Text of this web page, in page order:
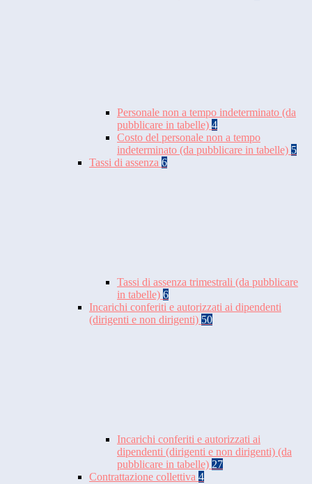
Personale non a tempo indeterminato (da
pubblicare in tabelle) 4
Costo del personale non a tempo
indeterminato (da pubblicare in tabelle) 5
Tassi di assenza 6
Tassi di assenza trimestrali (da pubblicare
in tabelle) 6
Incarichi conferiti e autorizzati ai dipendenti
(dirigenti e non dirigenti) 50
Incarichi conferiti e autorizzati ai
dipendenti (dirigenti e non dirigenti) (da
pubblicare in tabelle) 27
Contrattazione collettiva 4